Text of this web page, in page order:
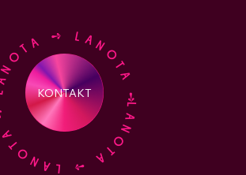
LANOTA ➺ LANOTA ➺ LANOTA ➺
KONTAKT